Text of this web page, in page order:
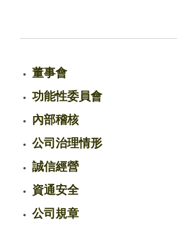
董事會
功能性委員會
內部稽核
公司治理情形
誠信經營
資通安全
公司規章